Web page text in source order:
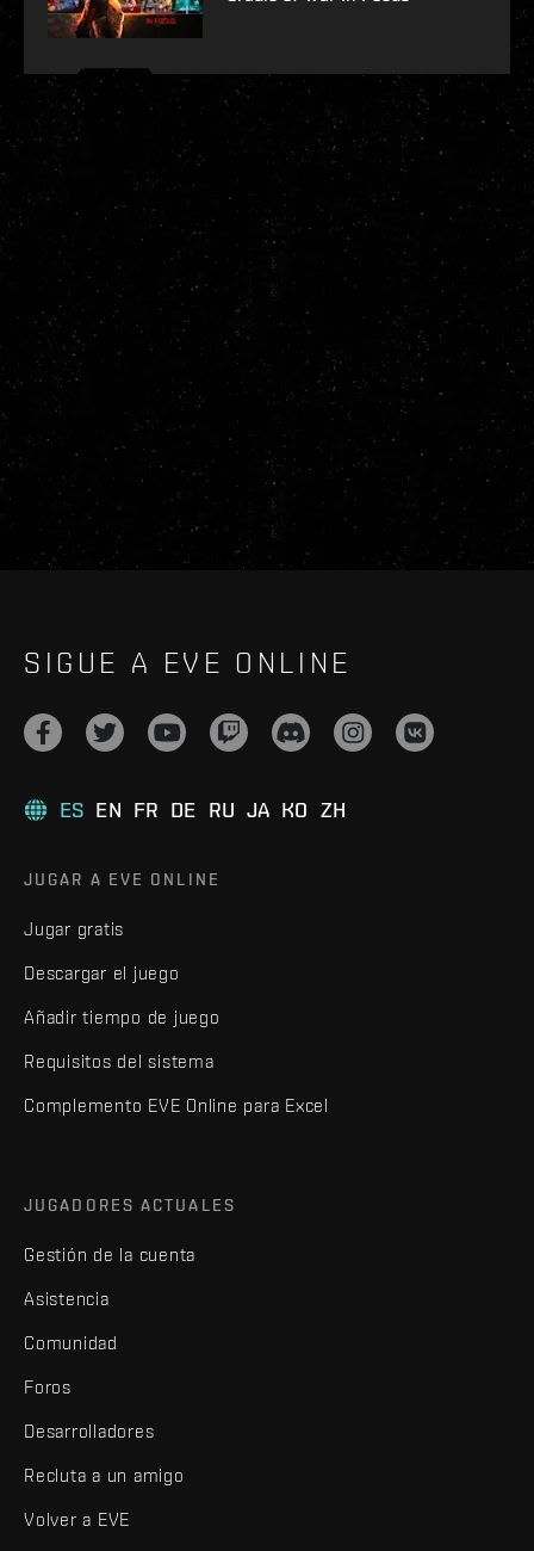
SIGUE A EVE ONLINE
ES EN FR DE RU JA KO ZH
JUGAR A EVE ONLINE
Jugar gratis
Descargar el juego
Añadir tiempo de juego
Requisitos del sistema
Complemento EVE Online para Excel
JUGADORES ACTUALES
Gestión de la cuenta
Asistencia
Comunidad
Foros
Desarrolladores
Recluta a un amigo
Volver a EVE